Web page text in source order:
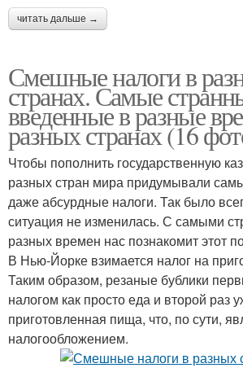
читать дальше →
Смешные налоги в
странах. Самые
введенные в разные
разных странах (16
Чтобы пополнить государственную
разных стран мира придумывали
даже абсурдные налоги. Так было
ситуация не изменилась. С самыми
разных времен нас познакомит этот
В Нью-Йорке взимается налог на
Таким образом, резаные бублики
налогом как просто еда и второй раз
приготовленная пища, что, по сути,
налогообложением.